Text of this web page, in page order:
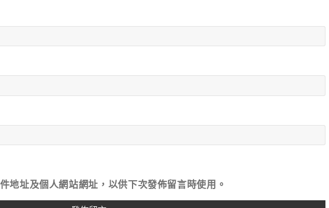
地址及個人網站網址，以供下次發佈留言時使用。